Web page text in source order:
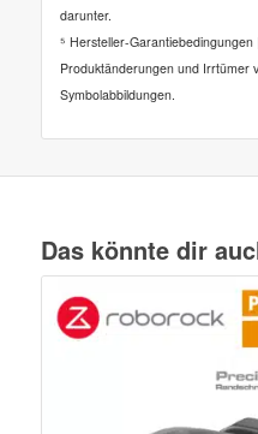
darunter.
⁵ Hersteller-Garantiebedingungen
Produktänderungen und Irrtümer
Symbolabbildungen.
Das könnte dir